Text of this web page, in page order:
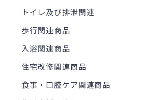
トイレ及び排泄関連
歩行関連商品
入浴関連商品
住宅改修関連商品
食事・口腔ケア関連商品